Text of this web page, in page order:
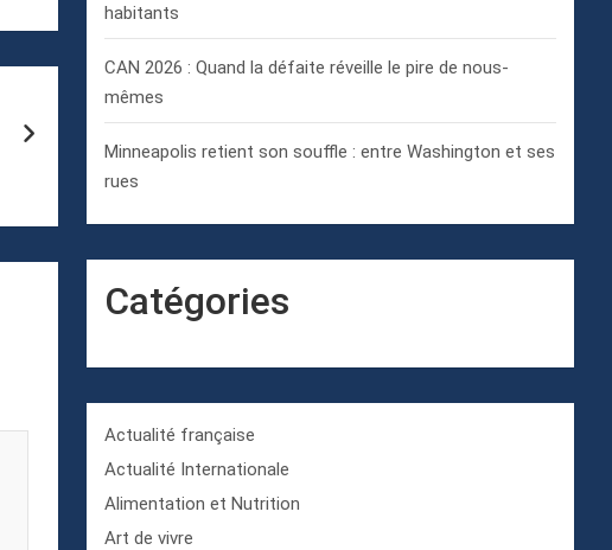
habitants
CAN 2026 : Quand la défaite réveille le pire de nous-
mêmes
Minneapolis retient son souffle : entre Washington et ses
rues
Catégories
Actualité française
Actualité Internationale
Alimentation et Nutrition
Art de vivre